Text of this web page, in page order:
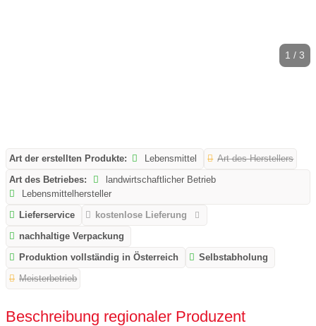
1 / 3
Art der erstellten Produkte: Lebensmittel
Art des Herstellers
Art des Betriebes:
landwirtschaftlicher Betrieb
Lebensmittelhersteller
Lieferservice
kostenlose Lieferung
nachhaltige Verpackung
Produktion vollständig in Österreich
Selbstabholung
Meisterbetrieb
Beschreibung regionaler Produzent